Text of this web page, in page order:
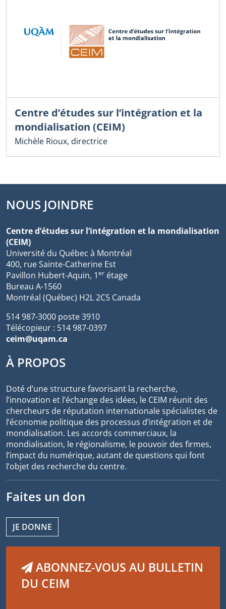
Centre d’études sur l’intégration et la
mondialisation (CEIM)
Michèle Rioux, directrice
NOUS JOINDRE
Centre d’études sur l’intégration et la mondialisation
(CEIM)
Université du Québec à Montréal
400, rue Sainte-Catherine Est
Pavillon Hubert-Aquin, 1er étage
Bureau A-1560
Montréal (Québec) H2L 2C5 Canada
514 987-3000 poste 3910
Télécopieur : 514 987-0397
ceim@uqam.ca
À PROPOS
Doté d’une structure favorisant la recherche,
l’innovation et l’échange des idées, le CEIM réunit des
chercheurs de réputation internationale spécialistes de
l’économie politique des processus d’intégration et de
mondialisation. Les accords commerciaux, la
mondialisation, le régionalisme, le pouvoir des firmes,
l’impact du numérique, autant de questions qui font
l’objet des recherche du centre.
Faites un don
JE DONNE
ABONNEZ-VOUS AU BULLETIN
DU CEIM